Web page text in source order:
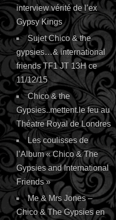
interview vérité de l’ex
Gypsy Kings
Sujet Chico & the
gypsies…& international
friends TF1 JT 13H ce
11/12/15
Chico & the
Gypsies..mettent.le feu au
Théatre Royal de Londres
Les coulisses de
l’Album « Chico & The
Gypsies and International
Friends »
Me & Mrs Jones –
Chico & The Gypsies en